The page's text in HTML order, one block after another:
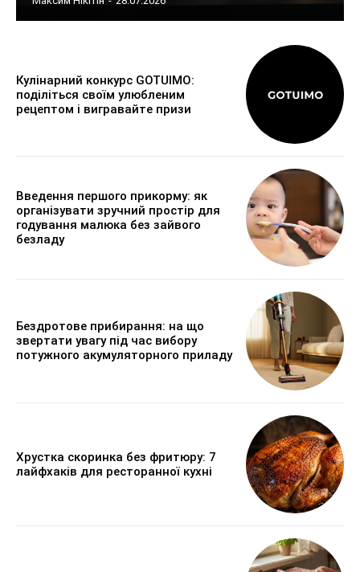
Кулінарний конкурс GOTUIMO:
поділіться своїм улюбленим
рецептом і вигравайте призи
Введення першого прикорму: як
організувати зручний простір для
годування малюка без зайвого
безладу
Бездротове прибирання: на що
звертати увагу під час вибору
потужного акумуляторного приладу
Хрустка скоринка без фритюру: 7
лайфхаків для ресторанної кухні